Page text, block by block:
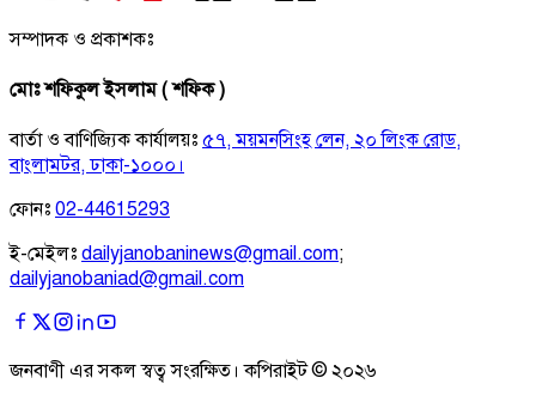
সম্পাদক ও প্রকাশকঃ
মোঃ শফিকুল ইসলাম ( শফিক )
বার্তা ও বাণিজ্যিক কার্যালয়ঃ ৫৭, ময়মনসিংহ লেন, ২০ লিংক রোড,
বাংলামটর, ঢাকা-১০০০।
ফোনঃ 02-44615293
ই-মেইলঃ dailyjanobaninews@gmail.com;
dailyjanobaniad@gmail.com
জনবাণী এর সকল স্বত্ব সংরক্ষিত। কপিরাইট © ২০২৬